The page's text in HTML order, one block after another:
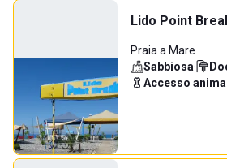
Lido Point
Praia a Mare
Sabbiosa·
Accesso